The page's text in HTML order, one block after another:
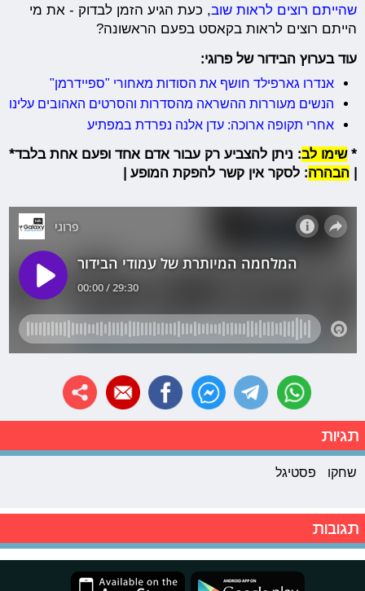
שהייתם רוצים לראות שוב, כעת הגיע הזמן לבדוק - את מי
הייתם רוצים לראות בקאסט בפעם הראשונה?
עוד בערוץ הבידור של פרוגי:
אנדרו גארפילד חושף את הסודות מאחורי "ספיידרמן"
הנשים מעוררות ההשראה מהסדרות והסרטים האהובים עלינו
אחרי תקופה ארוכה: עדן אלנה נפרדת במפתיע
*שימו לב: ניתן להצביע רק עבור אדם אחד ופעם אחת בלבד*
|הבהרה: לסקר אין קשר להפקת המופע |
תגיות
שחקו פסטיגל
תגובות